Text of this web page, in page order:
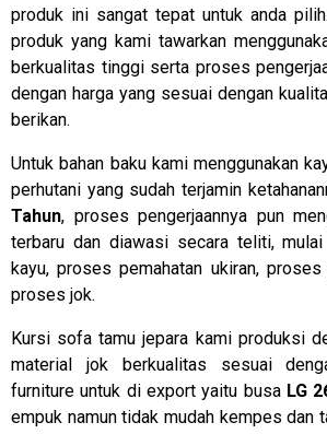
produk ini sangat tepat untuk anda
produk yang kami tawarkan
berkualitas tinggi serta proses
dengan harga yang sesuai dengan
berikan.
Untuk bahan baku kami menggunakan
perhutani yang sudah terjamin
Tahun, proses pengerjaannya pun
terbaru dan diawasi secara teliti,
kayu, proses pemahatan ukiran, proses
proses jok.
Kursi sofa tamu jepara kami produksi
material jok berkualitas sesuai
furniture untuk di export yaitu busa LG
empuk namun tidak mudah kempes dan